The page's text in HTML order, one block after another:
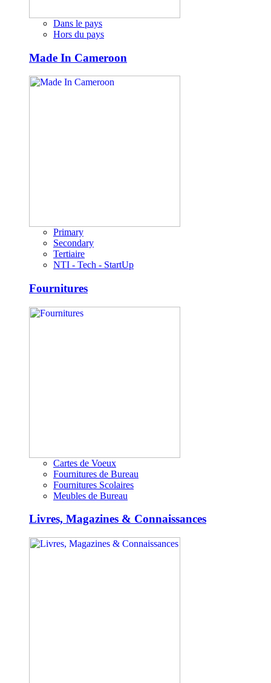
Dans le pays
Hors du pays
Made In Cameroon
Primary
Secondary
Tertiaire
NTI - Tech - StartUp
Fournitures
Cartes de Voeux
Fournitures de Bureau
Fournitures Scolaires
Meubles de Bureau
Livres, Magazines & Connaissances